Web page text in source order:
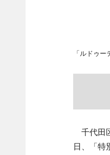
「ルドゥ
千代田
日、「特